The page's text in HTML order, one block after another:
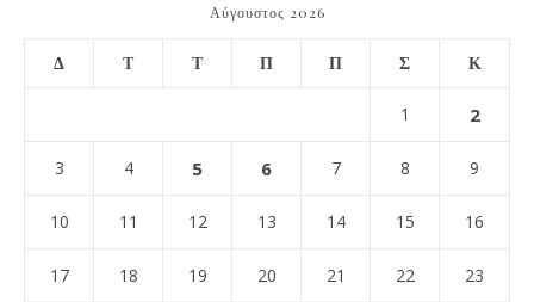
Αύγουστος 2026
Δ Τ Τ Π Π Σ Κ
1 2
3 4 5 6 7 8 9
10 11 12 13 14 15 16
17 18 19 20 21 22 23